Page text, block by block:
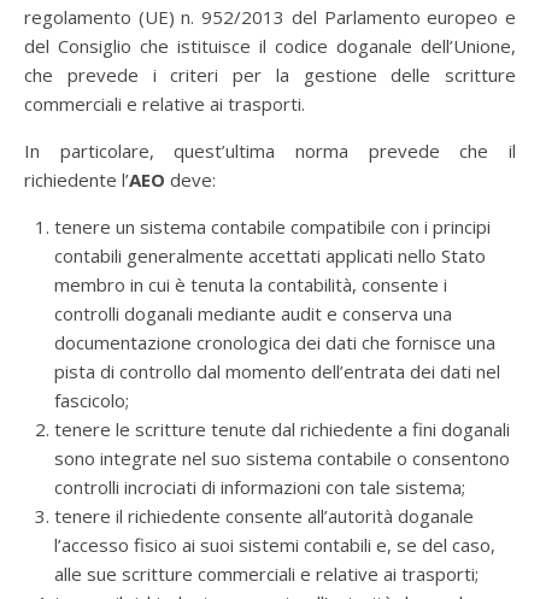
regolamento (UE) n. 952/2013 del Parlamento europeo e
del Consiglio che istituisce il codice doganale dell’Unione,
che prevede i criteri per la gestione delle scritture
commerciali e relative ai trasporti.
In particolare, quest’ultima norma prevede che il
richiedente l’AEO deve:
tenere un sistema contabile compatibile con i principi
contabili generalmente accettati applicati nello Stato
membro in cui è tenuta la contabilità, consente i
controlli doganali mediante audit e conserva una
documentazione cronologica dei dati che fornisce una
pista di controllo dal momento dell’entrata dei dati nel
fascicolo;
tenere le scritture tenute dal richiedente a fini doganali
sono integrate nel suo sistema contabile o consentono
controlli incrociati di informazioni con tale sistema;
tenere il richiedente consente all’autorità doganale
l’accesso fisico ai suoi sistemi contabili e, se del caso,
alle sue scritture commerciali e relative ai trasporti;